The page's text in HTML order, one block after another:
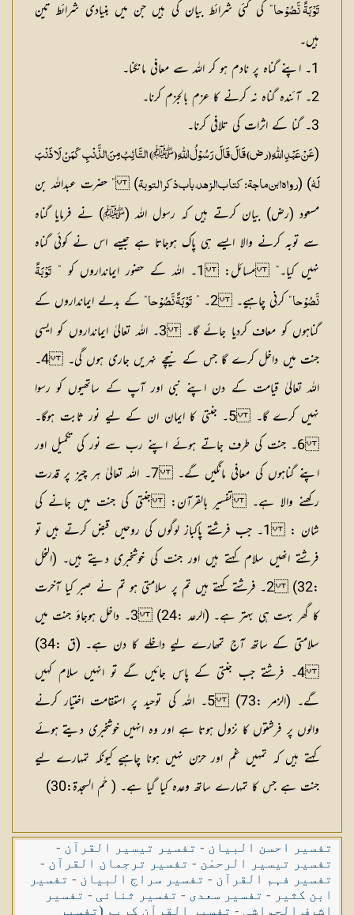
تَوْبَۃً نَّصُوْحا“ کی کئی شرائط بیان کی ہیں جن میں بنیادی شرائط تین
ہیں۔
1۔ اپنے گناہ پر نادم ہو کر اللہ سے معافی مانگنا۔
2۔ آئندہ گناہ نہ کرنے کا عزم بالجزم کرنا۔
3۔ گنا کے اثرات کی تلافی کرنا۔
(عَنْ عَبْدِ اللّٰہِ (رض) قَالَ قَالَ رَسُوْلُ اللّٰہِ (ﷺ) التَّائِبُ مِنَ الذَّنْبِ کَمَنْ لَا ذَنْبَ
لَہٗ) (رواہ ابن ماجۃ: کتاب الزھد، باب ذکرا لتوبۃ) ” حضرت عبداللہ بن
مسعود (رض) بیان کرتے ہیں کہ رسول اللہ (ﷺ) نے فرمایا گناہ
سے توبہ کرنے والا ایسے ہی پاک ہوجاتا ہے جیسے اس نے کوئی گناہ
نہیں کیا۔“مسائل:1۔ اللہ کے حضور ایمانداروں کو ” تَوْبَۃً
نَّصُوْحا“ کرنی چاہیے۔ 2۔ ” تَوْبَۃً نَّصُوْحا“ کے بدلے ایمانداروں کے
گناہوں کو معاف کردیا جائے گا۔ 3۔ اللہ تعالیٰ ایمانداروں کو ایسی
جنت میں داخل کرے گا جس کے نیچے نہریں جاری ہوں گی۔ 4۔
اللہ تعالیٰ قیامت کے دن اپنے نبی اور آپ کے ساتھیوں کو رسوا
نہیں کرے گا۔ 5۔ جنتی کا ایمان ان کے لیے نور ثابت ہوگا۔
6۔ جنت کی طرف جاتے ہوئے اپنے رب سے نور کی تکمیل اور
اپنے گناہوں کی معافی مانگیں گے۔ 7۔ اللہ تعالیٰ ہر چیز پر قدرت
رکھنے والا ہے۔تفسیر بالقرآن: جنتی کی جنت میں جانے کی
شان :
1۔ جب فرشتے پاکباز لوگوں کی روحیں قبض کرتے ہیں تو
فرشتے انھیں سلام کہتے ہیں اور جنت کی خوشخبری دیتے ہیں۔ (النحل
:32) 2۔ فرشتے کہتے ہیں تم پر سلامتی ہو تم نے صبر کیا آخرت
کا گھر بہت ہی بہتر ہے۔ (الرعد :24) 3۔ داخل ہوجاؤ جنت میں
سلامتی کے ساتھ آج تمھارے لیے داخلے کا دن ہے۔ (ق :34)
4۔ فرشتے جب جنتی کے پاس جائیں گے تو انہیں سلام کہیں
گے۔ (الزمر :73) 5۔ اللہ کی توحید پر استقامت اختیار کرنے
والوں پر فرشتوں کا نزول ہوتا ہے اور وہ انہیں خوشخبری دیتے ہوئے
کہتے ہیں کہ تمہیں غم اور حزن نہیں ہونا چاہیے کیونکہ تمہارے لیے
جنت ہے جس کا تمہارے ساتھ وعدہ کیا گیا ہے۔ ( حٰم السجدۃ:30)
تفسیر احسن البیان - تفسیر تیسیر القرآن -
تفسیر تیسیر الرحمٰن - تفسیر ترجمان القرآن -
تفسیر فہم القرآن - تفسیر سراج البیان - تفسیر
ابن کثیر - تفسیر سعدی - تفسیر ثنائی - تفسیر
اشرف الحواشی - تفسیر القرآن کریم (تفسیر